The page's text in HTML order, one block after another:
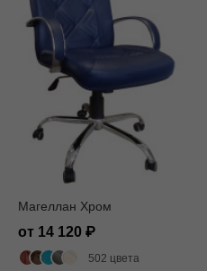
Магеллан Хром
от 14 120
502 цвета